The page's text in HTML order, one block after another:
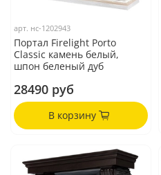
арт. нс-1202943
Портал Firelight Porto
Classic камень белый,
шпон беленый дуб
28490 руб
В корзину